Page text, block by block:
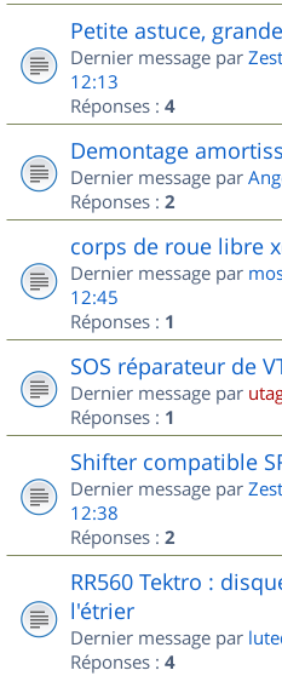
Petite astuce,
Dernier message par
12:13
Réponses : 4
Demontage
Dernier message par
Réponses : 2
corps de roue libre
Dernier message par
12:45
Réponses : 1
SOS réparateur de
Dernier message par
Réponses : 1
Shifter compatible
Dernier message par
12:38
Réponses : 2
RR560 Tektro :
l'étrier
Dernier message par
Réponses : 4